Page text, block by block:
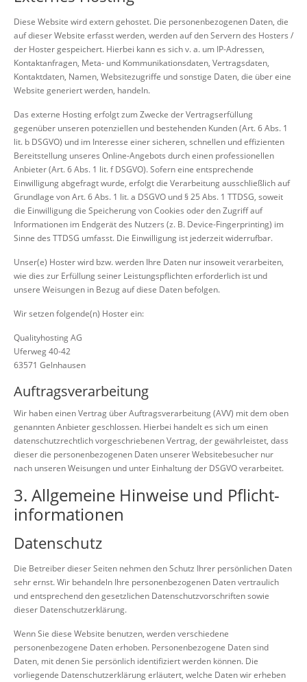
Diese Website wird extern gehostet. Die personenbezogenen Daten, die
auf dieser Website erfasst werden, werden auf den Servern des Hosters /
der Hoster gespeichert. Hierbei kann es sich v. a. um IP-Adressen,
Kontaktanfragen, Meta- und Kommunikationsdaten, Vertragsdaten,
Kontaktdaten, Namen, Websitezugriffe und sonstige Daten, die über eine
Website generiert werden, handeln.
Das externe Hosting erfolgt zum Zwecke der Vertragserfüllung
gegenüber unseren potenziellen und bestehenden Kunden (Art. 6 Abs. 1
lit. b DSGVO) und im Interesse einer sicheren, schnellen und effizienten
Bereitstellung unseres Online-Angebots durch einen professionellen
Anbieter (Art. 6 Abs. 1 lit. f DSGVO). Sofern eine entsprechende
Einwilligung abgefragt wurde, erfolgt die Verarbeitung ausschließlich auf
Grundlage von Art. 6 Abs. 1 lit. a DSGVO und § 25 Abs. 1 TTDSG, soweit
die Einwilligung die Speicherung von Cookies oder den Zugriff auf
Informationen im Endgerät des Nutzers (z. B. Device-Fingerprinting) im
Sinne des TTDSG umfasst. Die Einwilligung ist jederzeit widerrufbar.
Unser(e) Hoster wird bzw. werden Ihre Daten nur insoweit verarbeiten,
wie dies zur Erfüllung seiner Leistungspflichten erforderlich ist und
unsere Weisungen in Bezug auf diese Daten befolgen.
Wir setzen folgende(n) Hoster ein:
Qualityhosting AG
Uferweg 40-42
63571 Gelnhausen
Auftragsverarbeitung
Wir haben einen Vertrag über Auftragsverarbeitung (AVV) mit dem oben
genannten Anbieter geschlossen. Hierbei handelt es sich um einen
datenschutzrechtlich vorgeschriebenen Vertrag, der gewährleistet, dass
dieser die personenbezogenen Daten unserer Websitebesucher nur
nach unseren Weisungen und unter Einhaltung der DSGVO verarbeitet.
3. Allgemeine Hinweise und Pflicht­
informationen
Datenschutz
Die Betreiber dieser Seiten nehmen den Schutz Ihrer persönlichen Daten
sehr ernst. Wir behandeln Ihre personenbezogenen Daten vertraulich
und entsprechend den gesetzlichen Datenschutzvorschriften sowie
dieser Datenschutzerklärung.
Wenn Sie diese Website benutzen, werden verschiedene
personenbezogene Daten erhoben. Personenbezogene Daten sind
Daten, mit denen Sie persönlich identifiziert werden können. Die
vorliegende Datenschutzerklärung erläutert, welche Daten wir erheben